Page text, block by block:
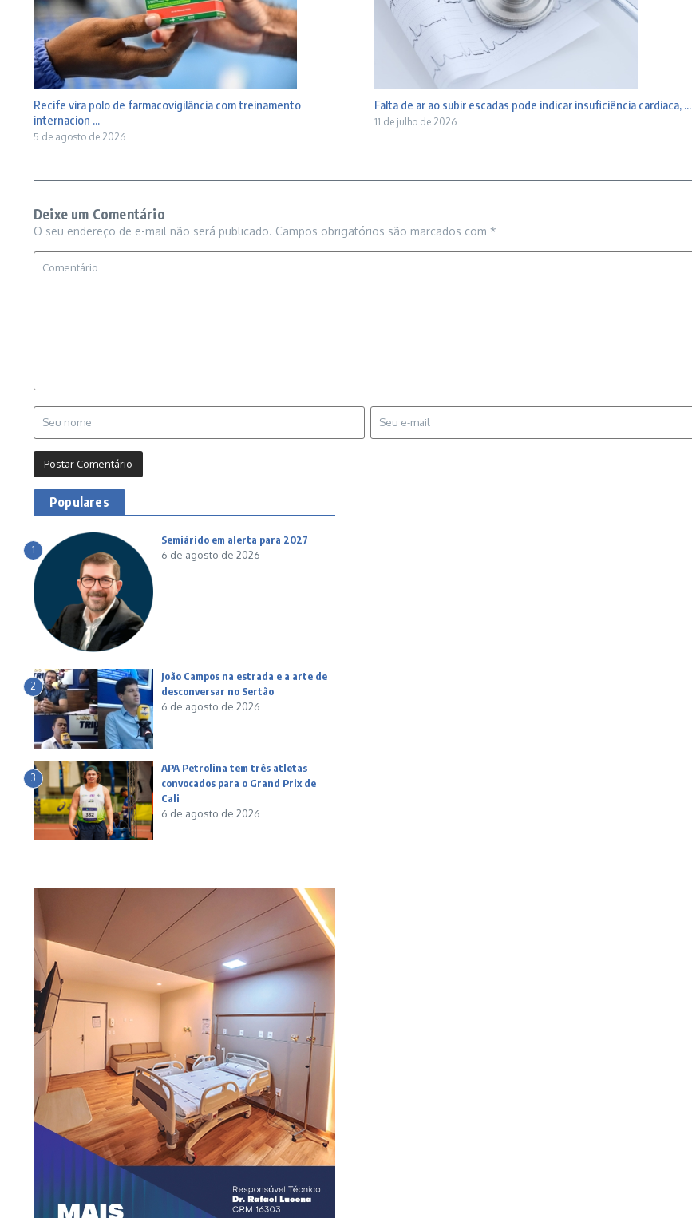
Recife vira polo de farmacovigilância com treinamento
internacion ...
5 de agosto de 2026
Falta de ar ao subir escadas pode indicar insuficiência cardíaca, ...
11 de julho de 2026
Deixe um Comentário
O seu endereço de e-mail não será publicado. Campos obrigatórios são marcados com *
Populares
1
Semiárido em alerta para 2027
6 de agosto de 2026
2
João Campos na estrada e a arte de
desconversar no Sertão
6 de agosto de 2026
3
APA Petrolina tem três atletas
convocados para o Grand Prix de
Cali
6 de agosto de 2026